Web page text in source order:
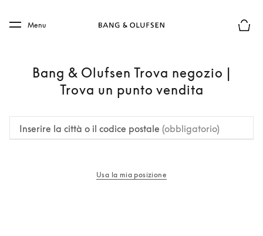
Skip to main footer
Menu
Bang & Olufsen Trova negozio |
Trova un punto vendita
Inserire la città o il codice postale (obbligatorio)
Usa la mia posizione